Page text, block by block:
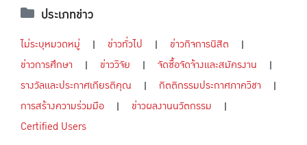
ประเภทข่าว
ไม่ระบุหมวดหมู่ ข่าวทั่วไป
ข่าวกิจการนิสิต
ข่าวการศึกษา
ข่าววิจัย
จัดซื้อจัดจ้างและสมัครงาน
รางวัลและประกาศเกียรติคุณ
กิตติกรรมประกาศภาควิชา
การสร้างความร่วมมือ
ข่าวผลงานนวัตกรรม
Certified Users